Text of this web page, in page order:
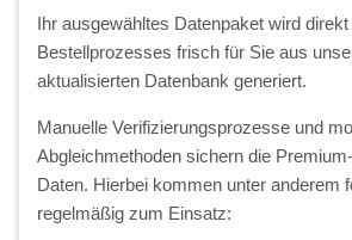
Ihr ausgewähltes Datenpaket wird
Bestellprozesses frisch für Sie aus
aktualisierten Datenbank generiert.
Manuelle Verifizierungsprozesse und
Abgleichmethoden sichern die
Daten. Hierbei kommen unter anderem
regelmäßig zum Einsatz: